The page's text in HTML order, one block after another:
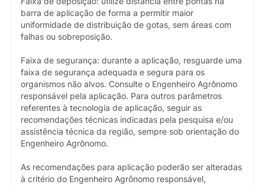
barra de aplicação de forma a permitir maior
uniformidade de distribuição de gotas, sem áreas com
falhas ou sobreposição.
Faixa de segurança: durante a aplicação, resguarde uma
faixa de segurança adequada e segura para os
organismos não alvos. Consulte o Engenheiro Agrônomo
responsável pela aplicação. Para outros parâmetros
referentes à tecnologia de aplicação, seguir as
recomendações técnicas indicadas pela pesquisa e/ou
assistência técnica da região, sempre sob orientação do
Engenheiro Agrônomo.
As recomendações para aplicação poderão ser alteradas
à critério do Engenheiro Agrônomo responsável,